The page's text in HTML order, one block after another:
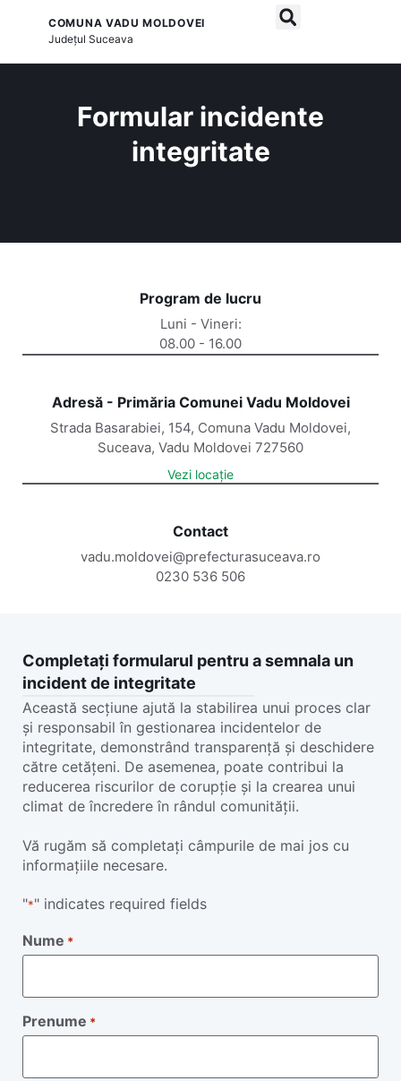
COMUNA VADU MOLDOVEI
Județul Suceava
Formular incidente
integritate
Program de lucru
Luni - Vineri:
08.00 - 16.00
Adresă - Primăria Comunei Vadu Moldovei
Strada Basarabiei, 154, Comuna Vadu Moldovei,
Suceava, Vadu Moldovei 727560
Vezi locație
Contact
vadu.moldovei@prefecturasuceava.ro
0230 536 506
Completați formularul pentru a semnala un
incident de integritate
Această secțiune ajută la stabilirea unui proces clar
și responsabil în gestionarea incidentelor de
integritate, demonstrând transparență și deschidere
către cetățeni. De asemenea, poate contribui la
reducerea riscurilor de corupție și la crearea unui
climat de încredere în rândul comunității.
Vă rugăm să completați câmpurile de mai jos cu
informațiile necesare.
"*" indicates required fields
Nume *
Prenume *